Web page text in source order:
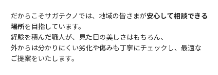
だからこそサガテクノ では、地域の皆さまが安心して相談できる
場所を目指しています。
経験を積んだ職人が、見た目の美しさはもちろん、
外からは分かりにくい劣化や傷みも丁寧にチェックし、最適な
ご提案をいたします。